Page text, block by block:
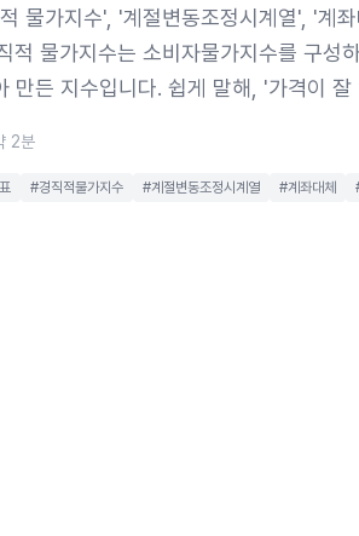
물가지수', '계절변동조정시계열', '계
적 물가지수는 소비자물가지수를 구성
만든 지수입니다. 쉽게 말해, '가격이
2분
#경직적물가지수 #계절변동조정시계열 #계좌대체